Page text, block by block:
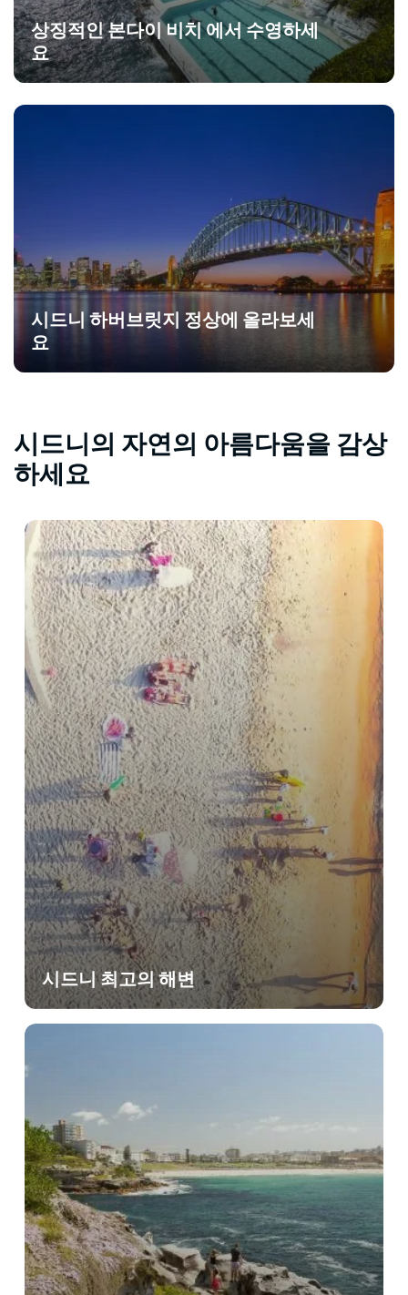
상징적인 본다이 비치 에서 수영하세
요
시드니 하버브릿지 정상에 올라보세
요
시드니의 자연의 아름다움을 감상
하세요
시드니 최고의 해변